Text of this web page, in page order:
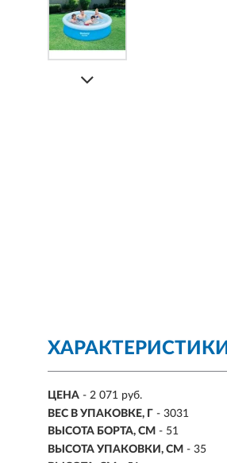
ХАРАКТЕРИСТИКИ
ЦЕНА - 2 071 руб.
ВЕС В УПАКОВКЕ, Г - 3031
ВЫСОТА БОРТА, СМ - 51
ВЫСОТА УПАКОВКИ, СМ - 35